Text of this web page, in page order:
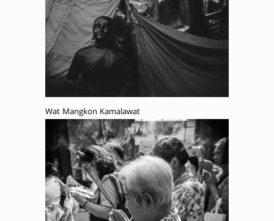
Wat Mangkon Kamalawat